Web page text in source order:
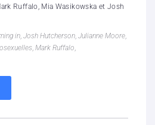
Ruffalo, Mia Wasikowska et Josh
in, Josh Hutcherson, Julianne Moore,
, Mark Ruffalo,